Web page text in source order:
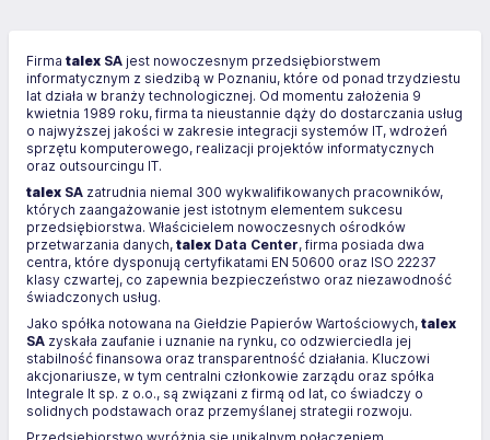
Firma talex SA jest nowoczesnym przedsiębiorstwem
informatycznym z siedzibą w Poznaniu, które od ponad trzydziestu
lat działa w branży technologicznej. Od momentu założenia 9
kwietnia 1989 roku, firma ta nieustannie dąży do dostarczania usług
o najwyższej jakości w zakresie integracji systemów IT, wdrożeń
sprzętu komputerowego, realizacji projektów informatycznych
oraz outsourcingu IT.
talex SA zatrudnia niemal 300 wykwalifikowanych pracowników,
których zaangażowanie jest istotnym elementem sukcesu
przedsiębiorstwa. Właścicielem nowoczesnych ośrodków
przetwarzania danych, talex Data Center, firma posiada dwa
centra, które dysponują certyfikatami EN 50600 oraz ISO 22237
klasy czwartej, co zapewnia bezpieczeństwo oraz niezawodność
świadczonych usług.
Jako spółka notowana na Giełdzie Papierów Wartościowych, talex
SA zyskała zaufanie i uznanie na rynku, co odzwierciedla jej
stabilność finansowa oraz transparentność działania. Kluczowi
akcjonariusze, w tym centralni członkowie zarządu oraz spółka
Integrale It sp. z o.o., są związani z firmą od lat, co świadczy o
solidnych podstawach oraz przemyślanej strategii rozwoju.